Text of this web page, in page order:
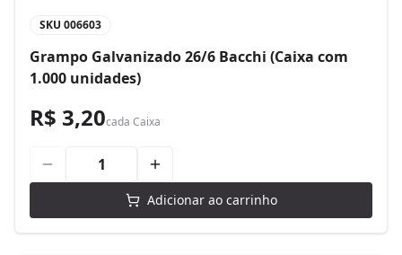
SKU 006603
Grampo Galvanizado 26/6 Bacchi (Caixa com
1.000 unidades)
R$ 3,20cada Caixa
Adicionar ao carrinho